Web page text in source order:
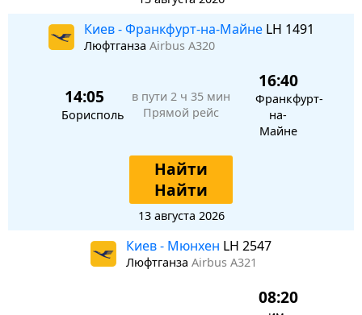
Киев - Франкфурт-на-Майне LH 1491
Люфтганза Airbus A320
14:05
Борисполь
в пути 2 ч 35 мин
Прямой рейс
16:40
Франкфурт-
на-
Майне
Найти
Найти
13 августа 2026
Киев - Мюнхен LH 2547
Люфтганза Airbus A321
08:20